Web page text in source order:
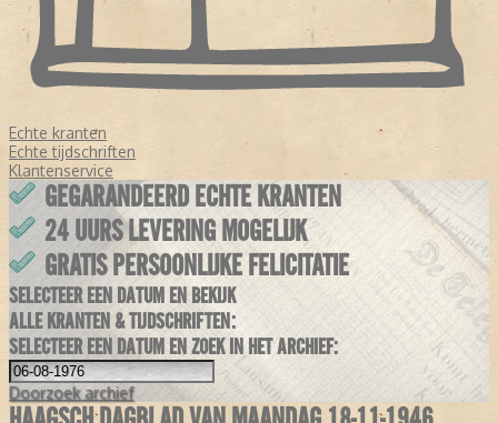
Echte kranten
Echte tijdschriften
Klantenservice
GEGARANDEERD ECHTE KRANTEN
24 UURS LEVERING MOGELIJK
GRATIS PERSOONLIJKE FELICITATIE
SELECTEER EEN DATUM EN BEKIJK
ALLE KRANTEN & TIJDSCHRIFTEN:
SELECTEER EEN DATUM EN ZOEK IN HET ARCHIEF:
Doorzoek archief